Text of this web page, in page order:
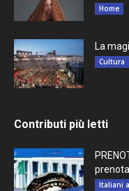
Home
La
Cultura
Contributi più letti
Italiani